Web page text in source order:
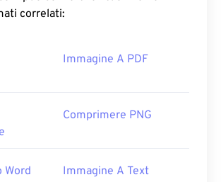
correlati:
Immagine A PDF
Comprimere PNG
Word Immagine A Text